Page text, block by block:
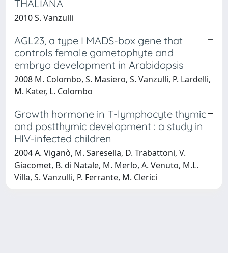
THALIANA
2010 S. Vanzulli
AGL23, a type I MADS-box gene that
controls female gametophyte and
embryo development in Arabidopsis
2008 M. Colombo, S. Masiero, S. Vanzulli, P. Lardelli,
M. Kater, L. Colombo
Growth hormone in T-lymphocyte thymic
and postthymic development : a study in
HIV-infected children
2004 A. Viganò, M. Saresella, D. Trabattoni, V.
Giacomet, B. di Natale, M. Merlo, A. Venuto, M.L.
Villa, S. Vanzulli, P. Ferrante, M. Clerici